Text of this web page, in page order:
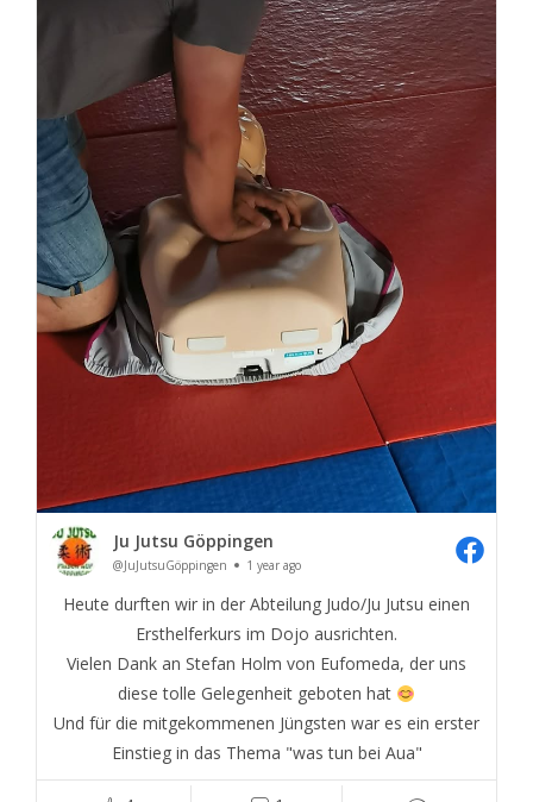
Ju Jutsu Göppingen
@JuJutsuGöppingen 1 year ago
Heute durften wir in der Abteilung Judo/Ju Jutsu einen
Ersthelferkurs im Dojo ausrichten.
Vielen Dank an Stefan Holm von Eufomeda, der uns
diese tolle Gelegenheit geboten hat
Und für die mitgekommenen Jüngsten war es ein erster
Einstieg in das Thema "was tun bei Aua"